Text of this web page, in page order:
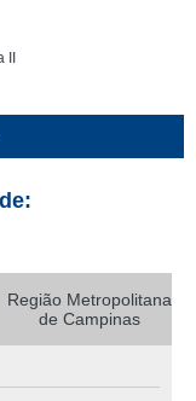
Região Metropolitana
de Campinas